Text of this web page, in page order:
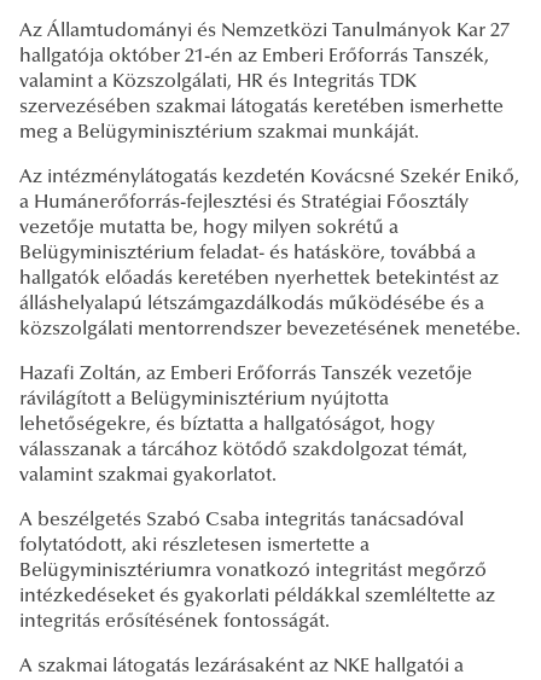
Az Államtudományi és Nemzetközi Tanulmányok Kar 27
hallgatója október 21-én az Emberi Erőforrás Tanszék,
valamint a Közszolgálati, HR és Integritás TDK
szervezésében szakmai látogatás keretében ismerhette
meg a Belügyminisztérium szakmai munkáját.
Az intézménylátogatás kezdetén Kovácsné Szekér Enikő,
a Humánerőforrás-fejlesztési és Stratégiai Főosztály
vezetője mutatta be, hogy milyen sokrétű a
Belügyminisztérium feladat- és hatásköre, továbbá a
hallgatók előadás keretében nyerhettek betekintést az
álláshelyalapú létszámgazdálkodás működésébe és a
közszolgálati mentorrendszer bevezetésének menetébe.
Hazafi Zoltán, az Emberi Erőforrás Tanszék vezetője
rávilágított a Belügyminisztérium nyújtotta
lehetőségekre, és bíztatta a hallgatóságot, hogy
válasszanak a tárcához kötődő szakdolgozat témát,
valamint szakmai gyakorlatot.
A beszélgetés Szabó Csaba integritás tanácsadóval
folytatódott, aki részletesen ismertette a
Belügyminisztériumra vonatkozó integritást megőrző
intézkedéseket és gyakorlati példákkal szemléltette az
integritás erősítésének fontosságát.
A szakmai látogatás lezárásaként az NKE hallgatói a